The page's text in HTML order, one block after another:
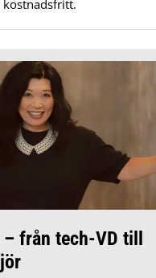
– från tech-VD till